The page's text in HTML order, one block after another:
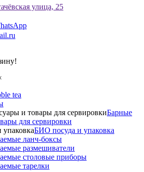
улица, 25
tea
Барные
для сервировки
БИО посуда и упаковка
ланч-боксы
размешиватели
столовые приборы
тарелки